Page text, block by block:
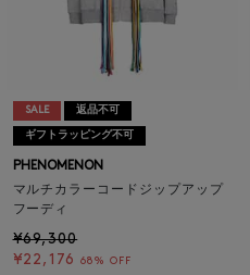
SALE 返品不可
ギフトラッピング不可
PHENOMENON
マルチカラーコードジップアップ
フーディ
¥69,300
¥22,176
68% OFF